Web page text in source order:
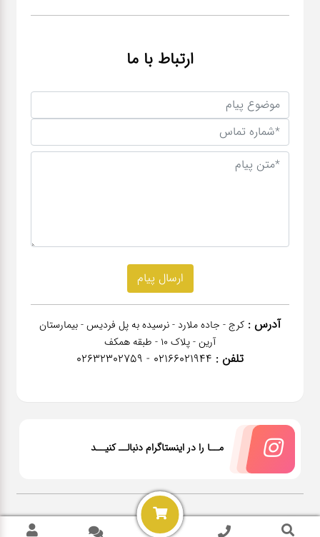
ارتباط با ما
آدرس : کرج - جاده ملارد - نرسیده به پل فردیس - بیمارستان
آرین - پلاک 10 - طبقه همکف
تلفن : 02166021944 - 02632302759
مــا را در اینستاگرام دنبالــ کنیــد